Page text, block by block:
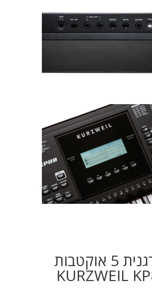
אורגנית 5 אוקטבות
KURZWEIL